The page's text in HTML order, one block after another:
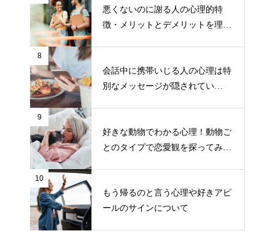
悪くないのに謝る人の心理的特
徴・メリットとデメリットを理解
8
会話中に携帯いじる人の心理は特
別なメッセージが隠されてい
9
好きな動物でわかる心理！動物ご
とのタイプで恋愛観を探ってみよ
10
もう帰るのと言う心理や好きアピ
ールのサインについて